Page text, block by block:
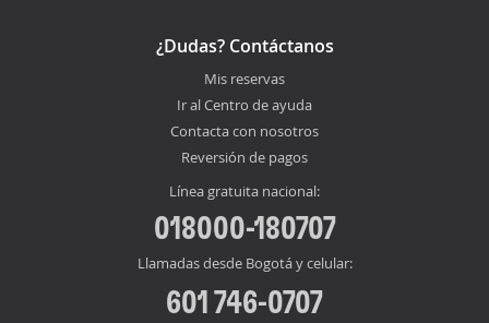
¿Dudas? Contáctanos
Mis reservas
Ir al Centro de ayuda
Contacta con nosotros
Reversión de pagos
Línea gratuita nacional:
018000-180707
Llamadas desde Bogotá y celular:
601 746-0707